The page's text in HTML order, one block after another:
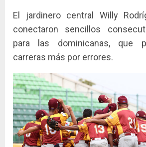
El jardinero central Willy
conectaron sencillos
para las dominicanas, que
carreras más por errores.